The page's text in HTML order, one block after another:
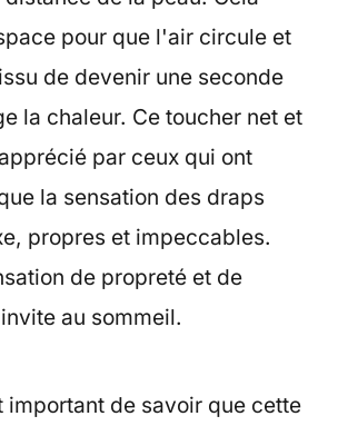
pour que l'air circule et
de devenir une seconde
la chaleur. Ce toucher net et
par ceux qui ont
la sensation des draps
propres et impeccables.
de propreté et de
au sommeil.
important de savoir que cette